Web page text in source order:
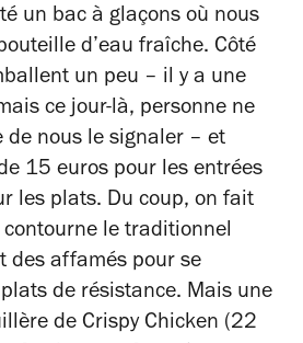
un bac à glaçons où nous
d’eau fraîche. Côté
un peu – il y a une
ce jour-là, personne ne
de nous le signaler – et
15 euros pour les entrées
les plats. Du coup, on fait
contourne le traditionnel
des affamés pour se
de résistance. Mais une
de Crispy Chicken (22